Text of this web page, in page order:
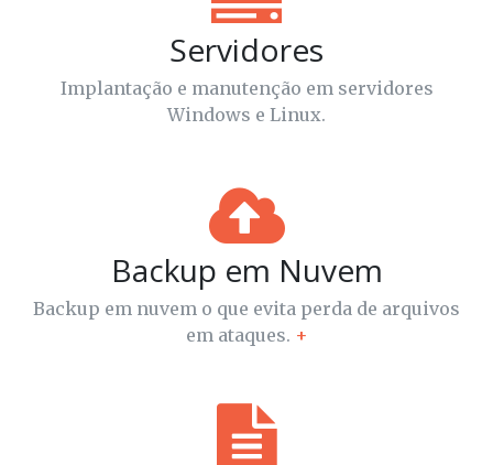
Servidores
Implantação e manutenção em servidores
Windows e Linux.
Backup em Nuvem
Backup em nuvem o que evita perda de arquivos
em ataques. +